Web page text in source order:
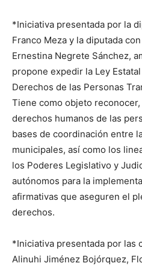
*Iniciativa presentada por la
Franco Meza y la diputada
Ernestina Negrete Sánchez,
propone expedir la Ley
Derechos de las Personas
Tiene como objeto
derechos humanos de las
bases de coordinación entre
municipales, así como los
los Poderes Legislativo y
autónomos para la
afirmativas que aseguren el
derechos.
*Iniciativa presentada por las
Alinuhi Jiménez Bojórquez,